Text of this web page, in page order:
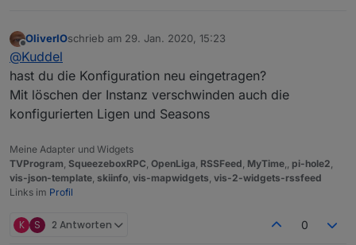
Offline
OliverIOschrieb am 29. Jan. 2020, 15:23
zuletzt editiert von
@Kuddel
hast du die Konfiguration neu eingetragen?
Mit löschen der Instanz verschwinden auch die
konfigurierten Ligen und Seasons
Meine Adapter und Widgets
TVProgram, SqueezeboxRPC, OpenLiga, RSSFeed, MyTime,, pi-hole2,
vis-json-template, skiinfo, vis-mapwidgets, vis-2-widgets-rssfeed
Links im Profil
K S 2 Antworten 0